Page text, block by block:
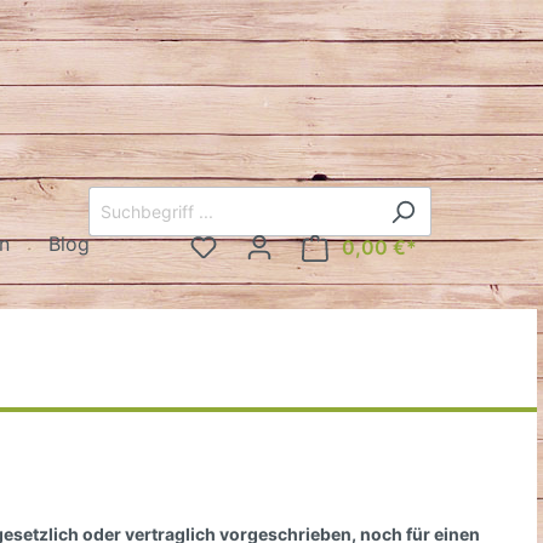
0,00 €*
Blog
oder vertraglich vorgeschrieben, noch für einen